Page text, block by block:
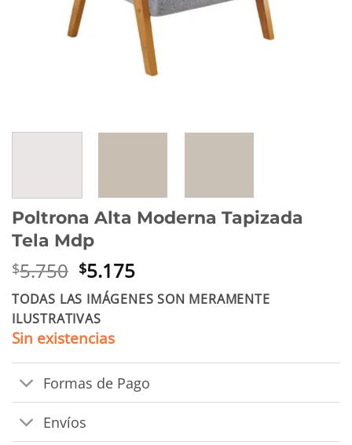
Poltrona Alta Moderna Tapizada
Tela Mdp
$5.750 El
precio
original
era:
$5.750.
$5.175El
precio
actual
TODAS LAS IMÁGENES SON MERAMENTE
ILUSTRATIVAS
Sin existencias
Formas de Pago
Envíos